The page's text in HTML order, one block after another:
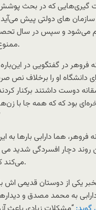
گیری‌هایی که در بحث پوشش
سازمان های دولتی پیش می‌آید
ممنوع‌التدریس هم می‌شود.
فروهر در گفتگویی در
دانشگاه او را برخلاف نص
دوست داشتند برکنار
بود که که همه جا با
فروهر، هما دارابی بارها
روند دچار افسردگی شدید
می‌کند که نجات داده می شود.
یکی از دوستان قدیمی اش
به محمد مصدق و